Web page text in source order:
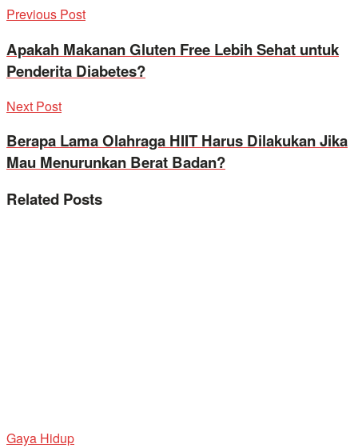
Previous Post
Apakah Makanan Gluten Free Lebih Sehat untuk
Penderita Diabetes?
Next Post
Berapa Lama Olahraga HIIT Harus Dilakukan Jika
Mau Menurunkan Berat Badan?
Related Posts
Gaya Hidup